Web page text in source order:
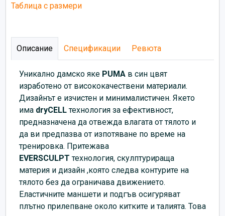
Таблица с размери
Описание Спецификации Ревюта
Уникално дамско яке PUMA в син цвят
изработено от висококачествени материали.
Дизайнът е изчистен и минималистичен. Якето
има dryCELLтехнология за ефективност,
предназначена да отвежда влагата от тялото и
да ви предпазва от изпотяване по време на
тренировка. Притежава
EVERSCULPT технология, скулптурираща
материя и дизайн ,която следва контурите на
тялото без да ограничава движението.
Еластичните маншети и подгъв осигуряват
плътно прилепване около китките и талията. Това